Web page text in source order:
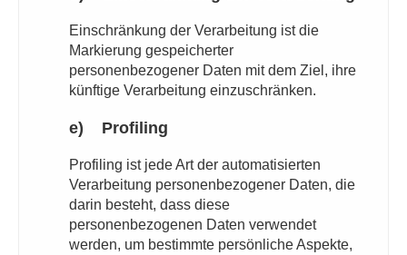
Einschränkung der Verarbeitung ist die
Markierung gespeicherter
personenbezogener Daten mit dem Ziel, ihre
künftige Verarbeitung einzuschränken.
e) Profiling
Profiling ist jede Art der automatisierten
Verarbeitung personenbezogener Daten, die
darin besteht, dass diese
personenbezogenen Daten verwendet
werden, um bestimmte persönliche Aspekte,